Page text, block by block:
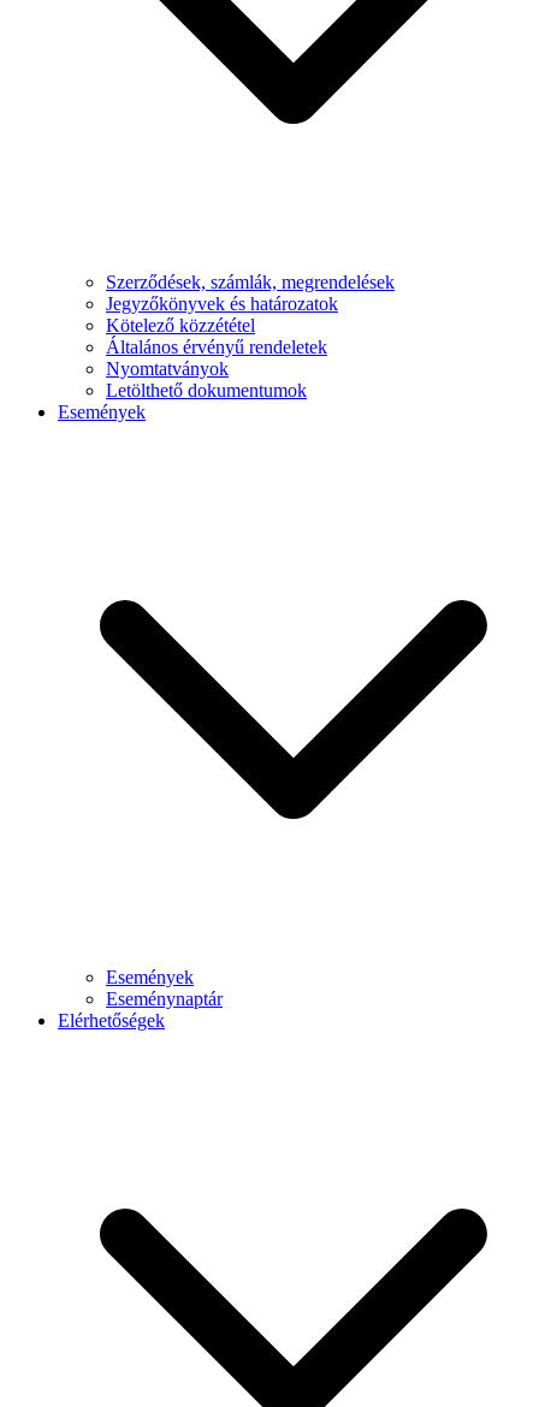
Szerződések, számlák, megrendelések
Jegyzőkönyvek és határozatok
Kötelező közzététel
Általános érvényű rendeletek
Nyomtatványok
Letölthető dokumentumok
Események
Események
Eseménynaptár
Elérhetőségek